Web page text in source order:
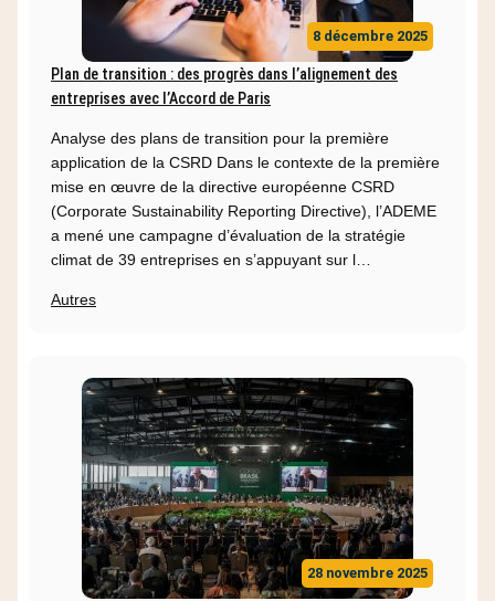
8 décembre 2025
Plan de transition : des progrès dans l’alignement des
entreprises avec l’Accord de Paris
Analyse des plans de transition pour la première
application de la CSRD Dans le contexte de la première
mise en œuvre de la directive européenne CSRD
(Corporate Sustainability Reporting Directive), l’ADEME
a mené une campagne d’évaluation de la stratégie
climat de 39 entreprises en s’appuyant sur l…
Autres
28 novembre 2025